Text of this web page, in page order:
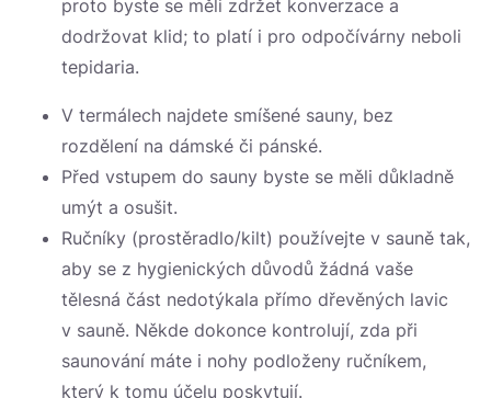
proto byste se měli zdržet konverzace a
dodržovat klid; to platí i pro odpočívárny neboli
tepidaria.
V termálech najdete smíšené sauny, bez
rozdělení na dámské či pánské.
Před vstupem do sauny byste se měli důkladně
umýt a osušit.
Ručníky (prostěradlo/kilt) používejte v sauně tak,
aby se z hygienických důvodů žádná vaše
tělesná část nedotýkala přímo dřevěných lavic
v sauně. Někde dokonce kontrolují, zda při
saunování máte i nohy podloženy ručníkem,
který k tomu účelu poskytují.